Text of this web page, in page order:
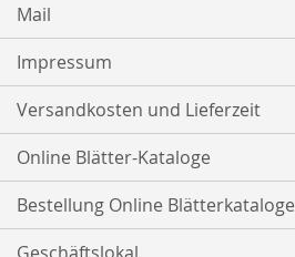
Mail
Impressum
Versandkosten und Lieferzeit
Online Blätter-Kataloge
Bestellung Online Blätterkataloge